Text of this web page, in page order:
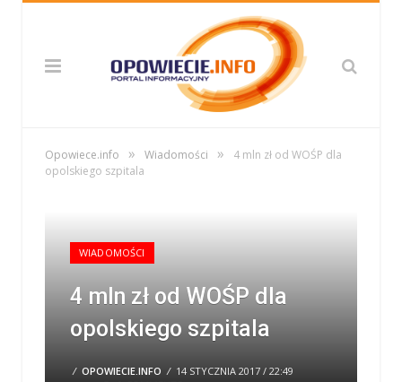
Opowiece.info » Wiadomości »
4 mln zł od WOŚP dla
opolskiego szpitala
WIADOMOŚCI
4 mln zł od WOŚP dla
opolskiego szpitala
/ OPOWIECIE.INFO / 14 STYCZNIA 2017 / 22:49